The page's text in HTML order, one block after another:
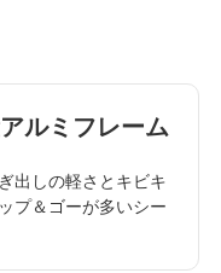
ルミフレーム
出しの軽さとキビキ
プ＆ゴーが多いシー